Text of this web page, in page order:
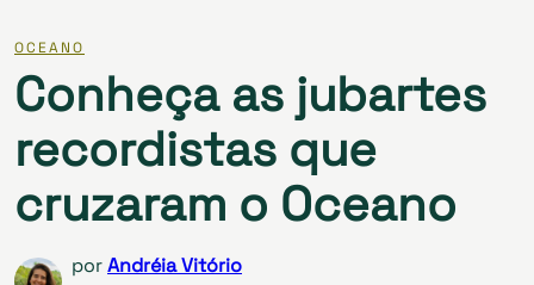
OCEANO
Conheça as jubartes
recordistas que
cruzaram o Oceano
porAndréia Vitório